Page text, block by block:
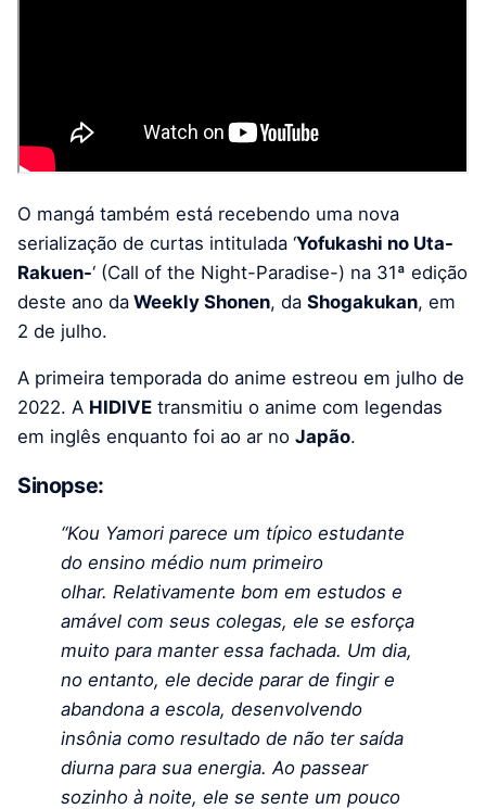
O mangá também está recebendo uma nova
serialização de curtas intitulada ‘Yofukashi no Uta-
Rakuen-‘ (Call of the Night-Paradise-) na 31ª edição
deste ano da Weekly Shonen, da Shogakukan, em
2 de julho.
A primeira temporada do anime estreou em julho de
2022. A HIDIVE transmitiu o anime com legendas
em inglês enquanto foi ao ar no Japão.
Sinopse:
“Kou Yamori parece um típico estudante
do ensino médio num primeiro
olhar. Relativamente bom em estudos e
amável com seus colegas, ele se esforça
muito para manter essa fachada. Um dia,
no entanto, ele decide parar de fingir e
abandona a escola, desenvolvendo
insônia como resultado de não ter saída
diurna para sua energia. Ao passear
sozinho à noite, ele se sente um pouco